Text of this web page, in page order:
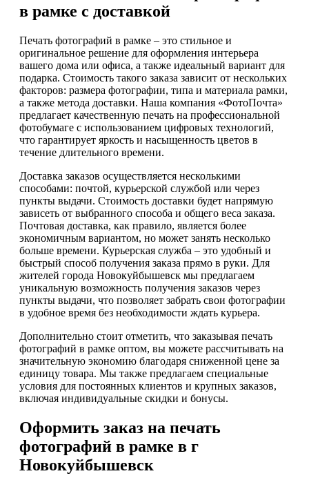
в рамке с доставкой
Печать фотографий в рамке – это стильное и
оригинальное решение для оформления интерьера
вашего дома или офиса, а также идеальный вариант для
подарка. Стоимость такого заказа зависит от нескольких
факторов: размера фотографии, типа и материала рамки,
а также метода доставки. Наша компания «ФотоПочта»
предлагает качественную печать на профессиональной
фотобумаге с использованием цифровых технологий,
что гарантирует яркость и насыщенность цветов в
течение длительного времени.
Доставка заказов осуществляется несколькими
способами: почтой, курьерской службой или через
пункты выдачи. Стоимость доставки будет напрямую
зависеть от выбранного способа и общего веса заказа.
Почтовая доставка, как правило, является более
экономичным вариантом, но может занять несколько
больше времени. Курьерская служба – это удобный и
быстрый способ получения заказа прямо в руки. Для
жителей города Новокуйбышевск мы предлагаем
уникальную возможность получения заказов через
пункты выдачи, что позволяет забрать свои фотографии
в удобное время без необходимости ждать курьера.
Дополнительно стоит отметить, что заказывая печать
фотографий в рамке оптом, вы можете рассчитывать на
значительную экономию благодаря сниженной цене за
единицу товара. Мы также предлагаем специальные
условия для постоянных клиентов и крупных заказов,
включая индивидуальные скидки и бонусы.
Оформить заказ на печать
фотографий в рамке в г
Новокуйбышевск